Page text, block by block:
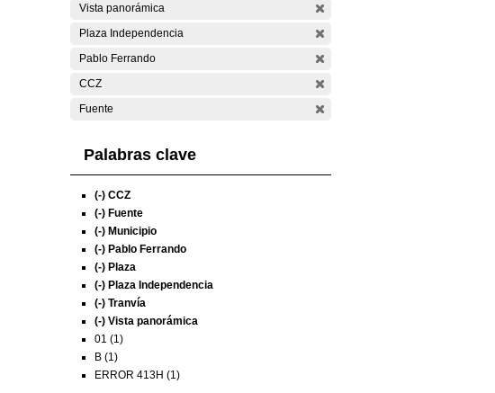
Vista panorámica
Plaza Independencia
Pablo Ferrando
CCZ
Fuente
Palabras clave
(-) CCZ
(-) Fuente
(-) Municipio
(-) Pablo Ferrando
(-) Plaza
(-) Plaza Independencia
(-) Tranvía
(-) Vista panorámica
01 (1)
B (1)
ERROR 413H (1)